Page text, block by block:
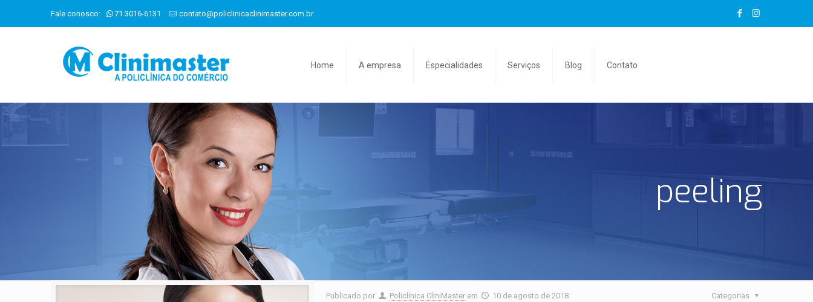
Fale conosco: 71 3016-6131 contato@policlinicaclinimaster.com.br
Home A empresa Especialidades Serviços Blog Contato
peeling
Publicado por Policlínica CliniMaster em 10 de agosto de 2018 Categorias